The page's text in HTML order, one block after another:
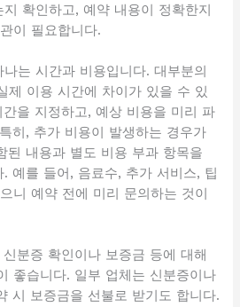
확인하고, 예약 내용이 정확한지
이 필요합니다.
는 시간과 비용입니다. 대부분의
제 이용 시간에 차이가 있을 수 있
을 지정하고, 예상 비용을 미리 파
히, 추가 비용이 발생하는 경우가
된 내용과 별도 비용 부과 항목을
예를 들어, 음료수, 추가 서비스, 팁
니 예약 전에 미리 문의하는 것이
분증 확인이나 보증금 등에 대해
좋습니다. 일부 업체는 신분증이나
시 보증금을 선불로 받기도 합니다.